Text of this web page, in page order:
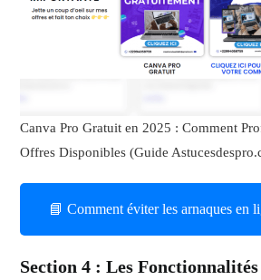
Canva Pro Gratuit en 2025 : Comment
Offres Disponibles (Guide
📘 Comment éviter les arnaques en
Section 4 : Les